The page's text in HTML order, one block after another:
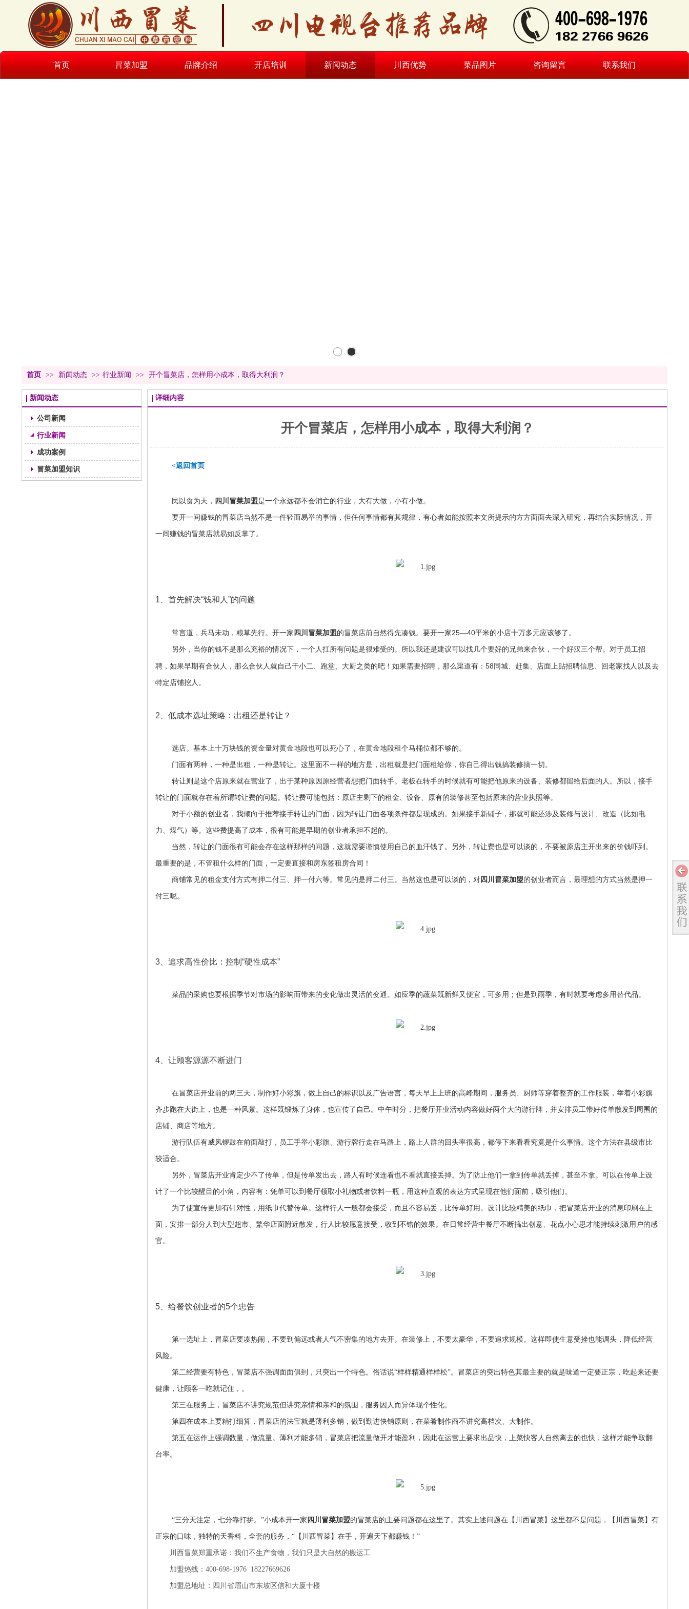
首页 冒菜加盟 品牌介绍 开店培训 新闻动态 川西优势 菜品图片 咨询留言 联系我们
首页 >> 新闻动态 >> 行业新闻 >> 开个冒菜店，怎样用小成本，取得大利润？
新闻动态
公司新闻
行业新闻
成功案例
冒菜加盟知识
详细内容
开个冒菜店，怎样用小成本，取得大利润？
<返回首页
民以食为天， 四川冒菜加盟是一个永远都不会消亡的行业，大有大做，小有小做。
要开一间赚钱的冒菜店当然不是一件轻而易举的事情，但任何事情都有其规律，有心者如能按照本文所提示的方方面面去深入研究，再结合实际情况，开
一间赚钱的冒菜店就易如反掌了。
1、 首先解决“钱和人 ”的问题
常言道，兵马未动，粮草先行。开一家 四川冒菜加盟的冒菜店前自然得先凑钱。要开一家25—40平米的小店十万多元应该够了。
另外，当你的钱不是那么充裕的情况下，一个人扛所有问题是很难受的。所以我还是建议可以找几个要好的兄弟来合伙，一个好汉三个帮。对于员工招
聘，如果早期有合伙人，那么合伙人就自己干小二、跑堂、大厨之类的吧！如果需要招聘，那么渠道有： 58 同城、赶集、店面上贴招聘信息、回老家找人以及去
特定店铺挖人。
2、 低成本选址策略：出租还是转让？
选店。基本上十万块钱的资金量对黄金地段也可以死心了，在黄金地段租个马桶位都不够的。
门面有两种，一种是出租，一种是转让。这里面不一样的地方是，出租就是把门面租给你，你自己得出钱搞装修搞一切。
转让则是这个店原来就在营业了，出于某种原因原经营者想把门面转手。老板在转手的时候就有可能把他原来的设备、装修都留给后面的人。所以，接手
转让的门面就存在着所谓转让费的问题。转让费可能包括：原店主剩下的租金、设备、原有的装修甚至包括原来的营业执照等。
对于小额的创业者，我倾向于推荐接手转让的门面，因为转让门面各项条件都是现成的。如果接手新铺子，那就可能还涉及装修与设计、改造（比如电
力、煤气）等。这些费提高了成本，很有可能是早期的创业者承担不起的。
当然，转让的门面很有可能会存在这样那样的问题，这就需要谨慎使用自己的血汗钱了。另外，转让费也是可以谈的，不要被原店主开出来的价钱吓到。
最重要的是，不管租什么样的门面，一定要直接和房东签租房合同！
商铺常见的租金支付方式有押二付三、押一付六等。常见的是押二付三。当然这也是可以谈的，对 四川冒菜加盟的创业者而言，最理想的方式当然是押一
付三呢。
3、 追求高性价比：控制 “硬性成本”
菜品的采购也要根据季节对市场的影响而带来的变化做出灵活的变通。如应季的蔬菜既新鲜又便宜， 可多用；但是到雨季，有时就要考虑多用替代品。
4、 让顾客源源不断进门
在冒菜店开业前的两三天，制作好小彩旗，做上自己的标识以及广告语言，每天早上上班的高峰期间，服务员、厨师等穿着整齐的工作服装，举着小彩旗
齐步跑在大街上，也是一种风景。这样既锻炼了身体，也宣传了自己。中午时分，把餐厅开业活动内容做好两个大的游行牌，并安排员工带好传单散发到周围的
店铺、商店等地方。
游行队伍有威风锣鼓在前面敲打，员工手举小彩旗、游行牌行走在马路上，路上人群的回头率很高，都停下来看看究竟是什么事情。这个方法在县级市比
较适合。
另外，冒菜店开业肯定少不了传单，但是传单发出去，路人有时候连看也不看就直接丢掉。为了防止他们一拿到传单就丢掉，甚至不拿。可以在传单上设
计了一个比较醒目的小角，内容有：凭单可以到餐厅领取小礼物或者饮料一瓶，用这种直观的表达方式呈现在他们面前，吸引他们。
为了使宣传更加有针对性，用纸巾代替传单。这样行人一般都会接受，而且不容易丢，比传单好用。设计比较精美的纸巾，把冒菜店开业的消息印刷在上
面，安排一部分人到大型超市、繁华店面附近散发，行人比较愿意接受，收到不错的效果。在日常经营中餐厅不断搞出创意、花点小心思才能持续刺激用户的感
官。
5、 给餐饮创业者的5个忠告
第一选址上，冒菜店要凑热闹，不要到偏远或者人气不密集的地方去开。在装修上，不要太豪华，不要追求规模。这样即使生意受挫也能调头，降低经营
风险。
第二经营要有特色，冒菜店不强调面面俱到，只突出一个特色。俗话说“样样精通样样松”。冒菜店的突出特色其最主要的就是味道一定要正宗，吃起来还要
健康，让顾客一吃就记住，。
第三在服务上，冒菜店不讲究规范但讲究亲情和亲和的氛围，服务因人而异体现个性化。
第四在成本上要精打细算，冒菜店的法宝就是薄利多销，做到勤进快销原则，在菜肴制作商不讲究高档次、大制作。
第五在运作上强调数量，做流量。薄利才能多销，冒菜店把流量做开才能盈利，因此在运营上要求出品快，上菜快客人自然离去的也快，这样才能争取翻
台率。
“三分天注定，七分靠打拚。”小成本开一家 四川冒菜加盟的冒菜店的主要问题都在这里了。其实上述问题在【川西冒菜】这里都不是问题，【川西冒菜】有
正宗的口味，独特的天香料，全套的服务，“【川西冒菜】在手，开遍天下都赚钱！”
川西冒菜郑重承诺：我们不生产食物，我们只是大自然的搬运工
加盟热线：400-698-1976 18227669626
加盟总地址：四川省眉山市东坡区信和大厦十楼